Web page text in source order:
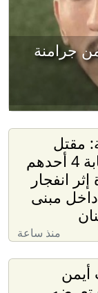
جرامنة
مقتل
جنديين وإصابة 4 أحدهم
انفجار
مبنى
منذ ساعة
أيمن